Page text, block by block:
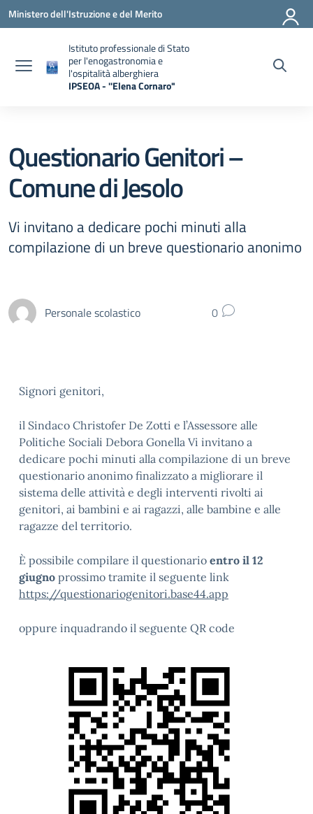
Vai ai contenuti
Vai al menu di navigazione
Vai al footer
Ministero dell'Istruzione e del Merito
Istituto professionale di Stato
per l'enogastronomia e
l'ospitalità alberghiera
IPSEOA - ''Elena Cornaro"
Questionario Genitori –
Comune di Jesolo
Vi invitano a dedicare pochi minuti alla
compilazione di un breve questionario anonimo
Personale scolastico 0
Signori genitori,
il Sindaco Christofer De Zotti e l’Assessore alle
Politiche Sociali Debora Gonella Vi invitano a
dedicare pochi minuti alla compilazione di un breve
questionario anonimo finalizzato a migliorare il
sistema delle attività e degli interventi rivolti ai
genitori, ai bambini e ai ragazzi, alle bambine e alle
ragazze del territorio.
È possibile compilare il questionario entro il 12
giugno prossimo tramite il seguente link
https://questionariogenitori.base44.app
oppure inquadrando il seguente QR code